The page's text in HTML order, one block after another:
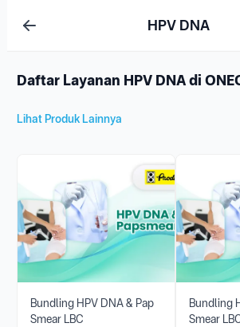
HPV DNA
Daftar Layanan HPV DNA di
Lihat Produk Lainnya
Bundling HPV DNA & Pap
Smear LBC
Bundling
Smear